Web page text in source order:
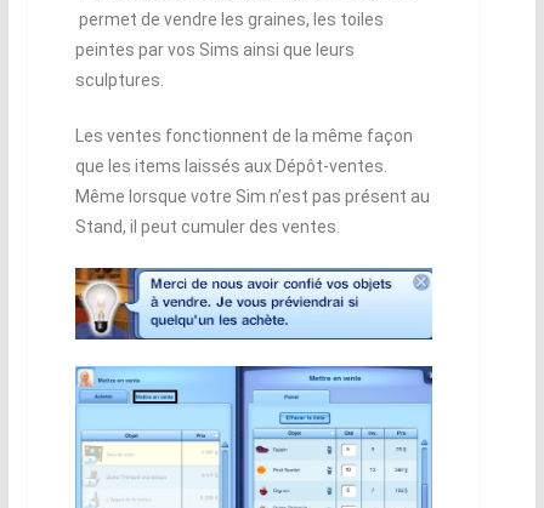
permet de vendre les graines, les toiles
peintes par vos Sims ainsi que leurs
sculptures.
Les ventes fonctionnent de la même façon
que les items laissés aux Dépôt-ventes.
Même lorsque votre Sim n’est pas présent au
Stand, il peut cumuler des ventes.